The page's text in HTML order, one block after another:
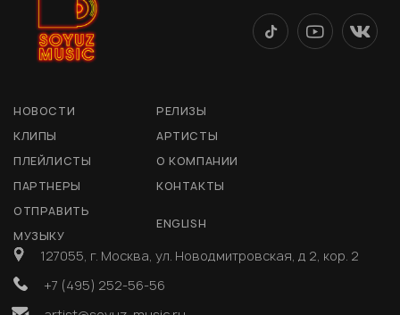
НОВОСТИ
РЕЛИЗЫ
КЛИПЫ
АРТИСТЫ
ПЛЕЙЛИСТЫ
О КОМПАНИИ
ПАРТНЕРЫ
КОНТАКТЫ
ОТПРАВИТЬ
МУЗЫКУ
ENGLISH
127055, г. Москва, ул. Новодмитровская, д 2, кор. 2
+7 (495) 252-56-56